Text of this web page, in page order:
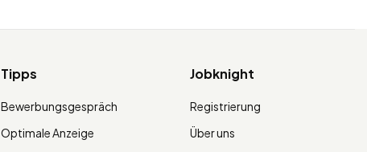
Tipps
Bewerbungsgespräch
Optimale Anzeige
Jobknight
Registrierung
Über uns